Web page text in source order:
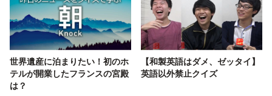
世界遺産に泊まりたい！初のホ
テルが開業したフランスの宮殿
は？
【和製英語はダメ、ゼッタイ】
英語以外禁止クイズ